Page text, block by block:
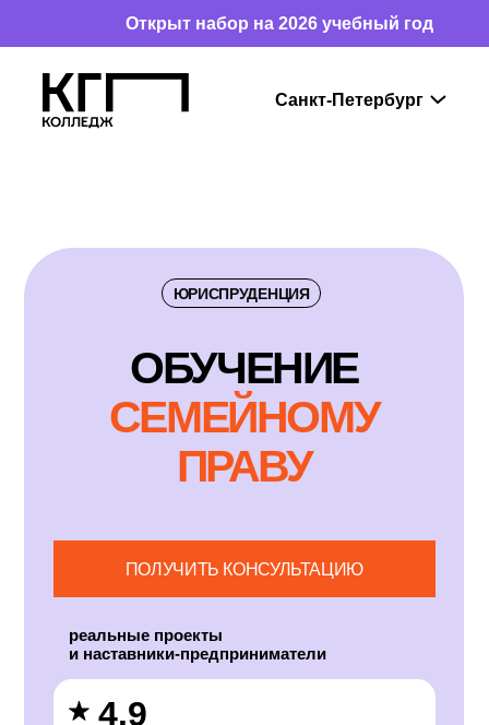
Открыт набор на 2026 учебный год
ОБУЧЕНИЕ
СЕМЕЙНОМУ
ПРАВУ
реальные проекты
и наставники-предприниматели